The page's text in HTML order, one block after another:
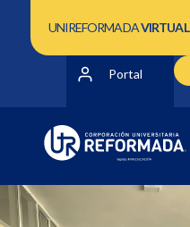
UNIREFORMADAVIRTUAL
Portal